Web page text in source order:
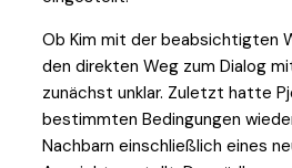
Ob Kim mit der beabsichtigten
den direkten Weg zum Dialog
zunächst unklar. Zuletzt hatte
bestimmten Bedingungen
Nachbarn einschließlich eines